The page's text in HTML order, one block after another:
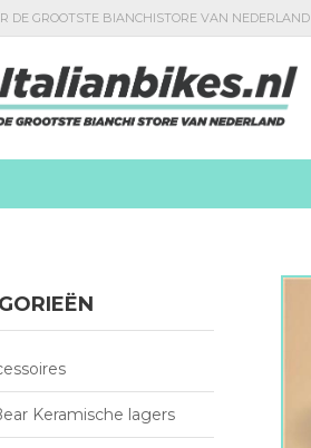
DE GROOTSTE BIANCHISTORE VAN NEDERLAND
Keramische lagers